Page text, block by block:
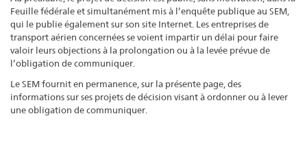
Feuille fédérale et simultanément mis à l’enquête publique au SEM,
qui le publie également sur son site Internet. Les entreprises de
transport aérien concernées se voient impartir un délai pour faire
valoir leurs objections à la prolongation ou à la levée prévue de
l’obligation de communiquer.
Le SEM fournit en permanence, sur la présente page, des
informations sur ses projets de décision visant à ordonner ou à lever
une obligation de communiquer.